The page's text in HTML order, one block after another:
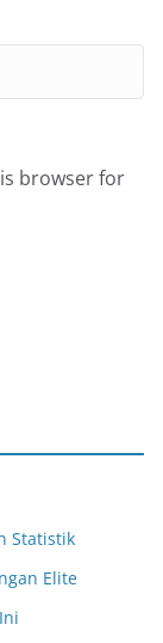
browser for
Statistik
Elite